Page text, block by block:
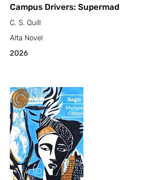
Campus Drivers: Supermad
C. S. Quill
Alta Novel
2026